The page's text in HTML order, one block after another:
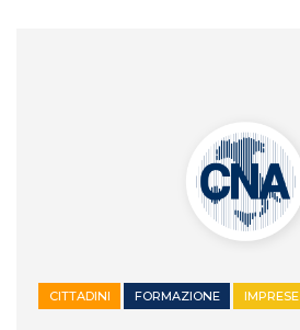
CITTADINI FORMAZIONE IMPRESE